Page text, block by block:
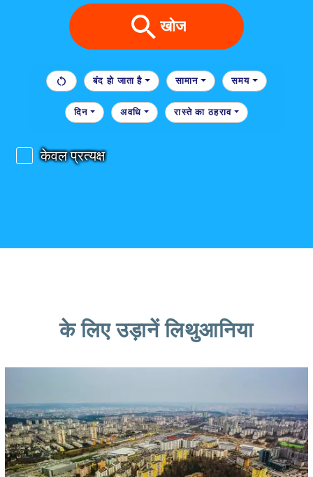
खोज
बंद हो जाता है सामान समय
दिन अवधि रास्ते का ठहराव
केवल प्रत्यक्ष
के लिए उड़ानें लिथुआनिया